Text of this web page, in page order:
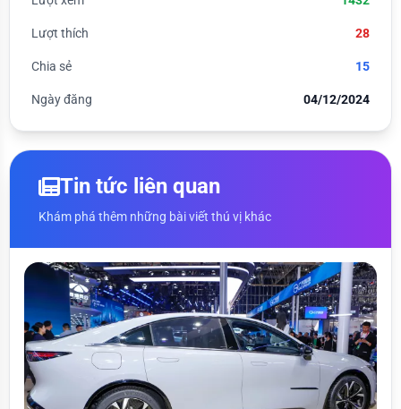
Lượt thích 28
Chia sẻ 15
Ngày đăng 04/12/2024
Tin tức liên quan
Khám phá thêm những bài viết thú vị khác